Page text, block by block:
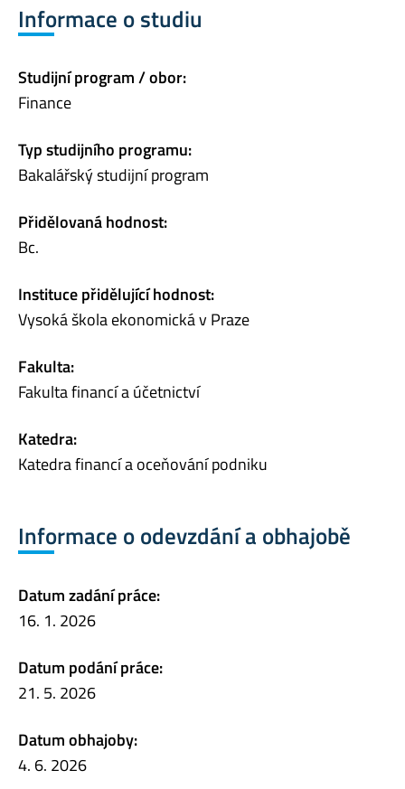
Informace o studiu
Studijní program / obor:
Finance
Typ studijního programu:
Bakalářský studijní program
Přidělovaná hodnost:
Bc.
Instituce přidělující hodnost:
Vysoká škola ekonomická v Praze
Fakulta:
Fakulta financí a účetnictví
Katedra:
Katedra financí a oceňování podniku
Informace o odevzdání a obhajobě
Datum zadání práce:
16. 1. 2026
Datum podání práce:
21. 5. 2026
Datum obhajoby:
4. 6. 2026